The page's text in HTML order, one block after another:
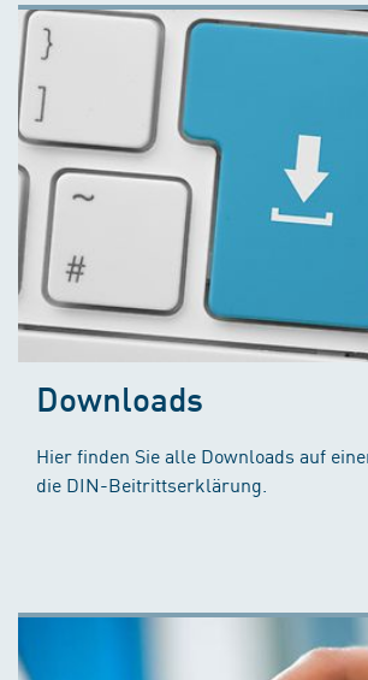
Downloads
Hier finden Sie alle Downloads auf
die DIN-Beitrittserklärung.